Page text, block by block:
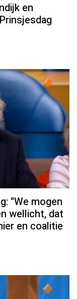
en
"We mogen
wellicht, dat
en coalitie